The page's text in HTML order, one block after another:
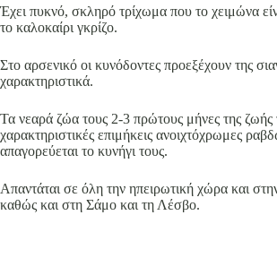
Έχει πυκνό, σκληρό τρίχωμα που το χειμώνα
το καλοκαίρι γκρίζο.
Στο αρσενικό οι κυνόδοντες προεξέχουν της
χαρακτηριστικά.
Τα νεαρά ζώα τους 2-3 πρώτους μήνες της ζωής
χαρακτηριστικές επιμήκεις ανοιχτόχρωμες
απαγορεύεται το κυνήγι τους.
Απαντάται σε όλη την ηπειρωτική χώρα και
καθώς και στη Σάμο και τη Λέσβο.